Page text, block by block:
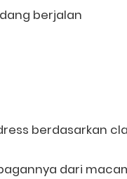
berjalan
berdasarkan
dari